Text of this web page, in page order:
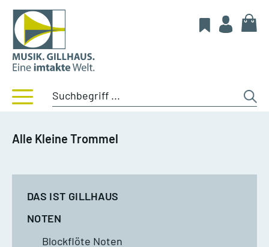
Alle Kleine Trommel
DAS IST GILLHAUS
NOTEN
Blockflöte Noten